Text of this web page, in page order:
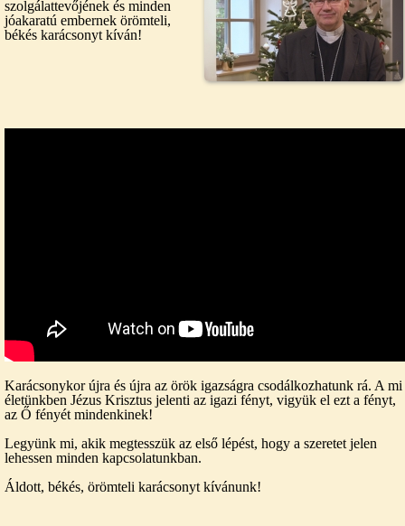
szolgálattevőjének és minden
jóakaratú embernek örömteli,
békés karácsonyt kíván!
Karácsonykor újra és újra az örök igazságra csodálkozhatunk rá. A mi
életünkben Jézus Krisztus jelenti az igazi fényt, vigyük el ezt a fényt,
az Ő fényét mindenkinek!
Legyünk mi, akik megtesszük az első lépést, hogy a szeretet jelen
lehessen minden kapcsolatunkban.
Áldott, békés, örömteli karácsonyt kívánunk!